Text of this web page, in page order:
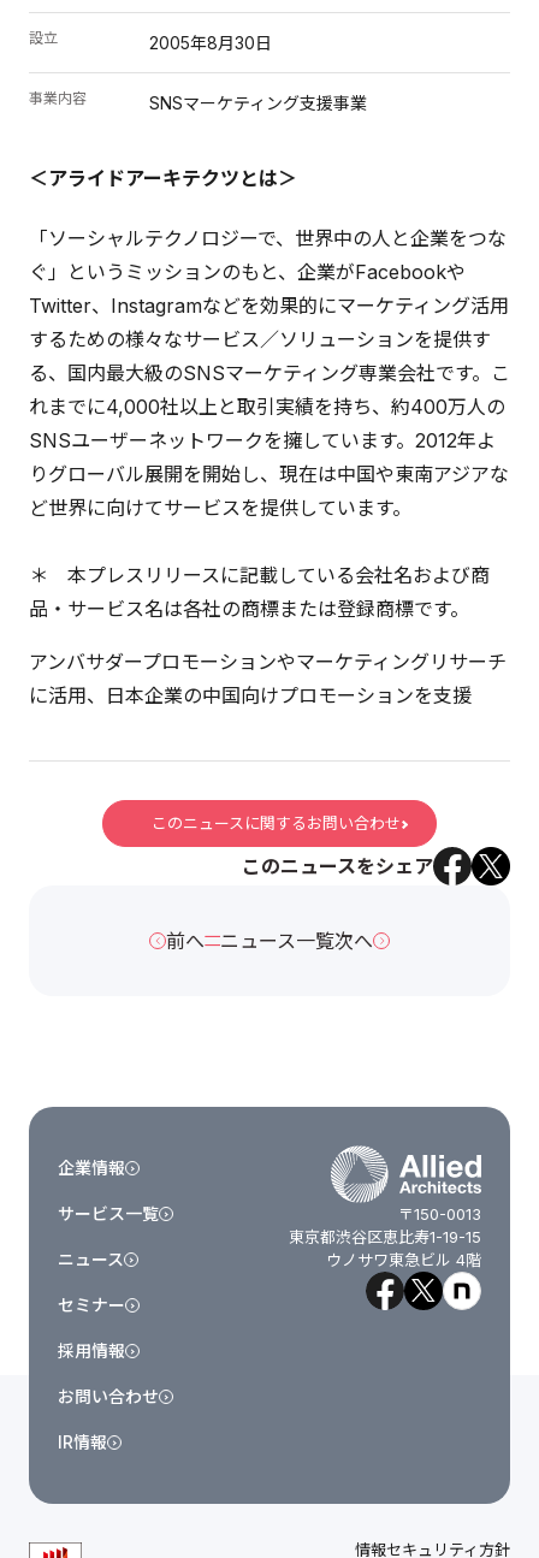
設立 2005年8月30日
事業内容 SNSマーケティング支援事業
＜アライドアーキテクツとは＞
「ソーシャルテクノロジーで、世界中の人と企業をつな
ぐ」というミッションのもと、企業がFacebookや
Twitter、Instagramなどを効果的にマーケティング活用
するための様々なサービス／ソリューションを提供す
る、国内最大級のSNSマーケティング専業会社です。こ
れまでに4,000社以上と取引実績を持ち、約400万人の
SNSユーザーネットワークを擁しています。2012年よ
りグローバル展開を開始し、現在は中国や東南アジアな
ど世界に向けてサービスを提供しています。
＊ 本プレスリリースに記載している会社名および商
品・サービス名は各社の商標または登録商標です。
アンバサダープロモーションやマーケティングリサーチ
に活用、日本企業の中国向けプロモーションを支援
このニュースに関するお問い合わせ
このニュースをシェア
前へ ニュース一覧次へ
〒150-0013
東京都渋谷区恵比寿1-19-15
ウノサワ東急ビル 4階
企業情報
サービス一覧
ニュース
セミナー
採用情報
お問い合わせ
IR情報
情報セキュリティ方針